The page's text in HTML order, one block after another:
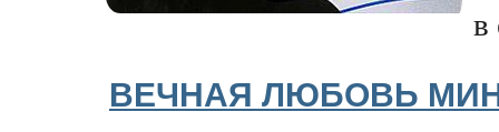
в
ВЕЧНАЯ ЛЮБОВЬ